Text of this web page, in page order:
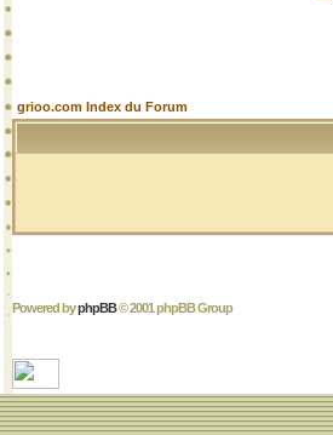
grioo.com Index du Forum
Powered byphpBB© 2001 phpBB Group